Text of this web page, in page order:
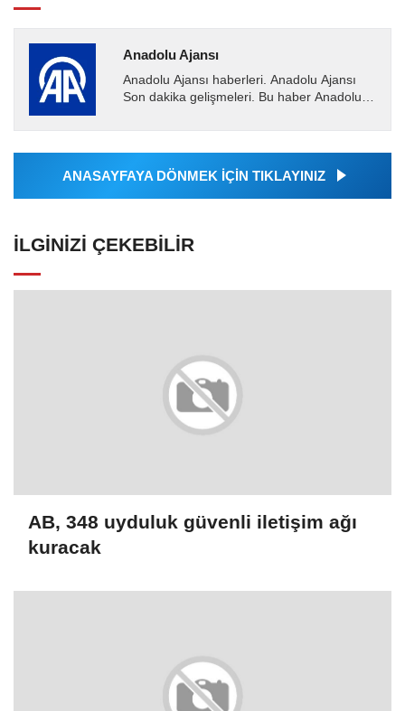
Anadolu Ajansı
Anadolu Ajansı haberleri. Anadolu Ajansı
Son dakika gelişmeleri. Bu haber Anadolu
Ajansı tarafından...
ANASAYFAYA DÖNMEK İÇİN TIKLAYINIZ
İLGINIZI ÇEKEBILIR
AB, 348 uyduluk güvenli iletişim ağı
kuracak